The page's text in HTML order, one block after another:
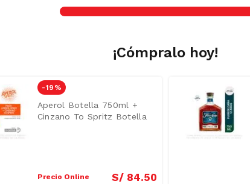
¡Cómpralo hoy!
-19 %
Aperol Botella 750ml +
Cinzano To Spritz Botella
Precio Online S/ 84.50